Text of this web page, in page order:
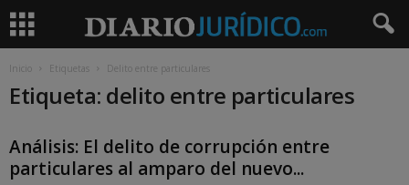
Inicio Etiquetas Delito entre particulares
Etiqueta: delito entre particulares
Análisis: El delito de corrupción entre
particulares al amparo del nuevo...